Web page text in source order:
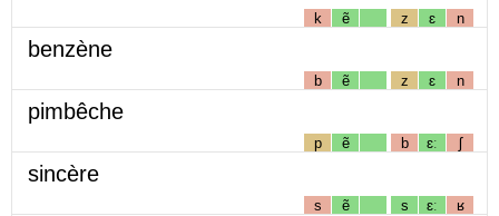
k ẽ z ɛ n
benzène
b ẽ z ɛ n
pimbêche
p ẽ b ɛː ʃ
sincère
s ẽ s ɛː ʁ